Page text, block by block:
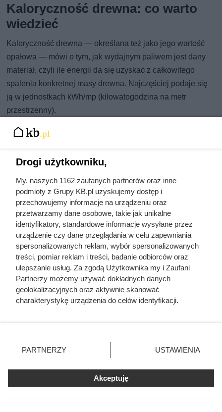
Kaloryczność drewna: co warto
wiedzieć
Kaloryczność drewna — określana też jako jego wartość
opałowa — mówi o tym, jak wydajnym paliwem jest dany
materiał, czyli ile energii da się uzyskać z całkowitego
spalenia konkretnej masy drewna. Najczęściej podaje się
ją w jednostkach kWh/mp (kilowatogodzina na metr
przestrzenny).
Gdy kupujemy drewno z niepewnego źródła i nie mamy
pewności, jaki to dokładnie gatunek, łatwo trafić na opał
Jeśli zamiast deklarowanego grabu lub dębu (jednych z
najbardziej energetycznych) dostaniemy topolę albo
wierzbę, z tej samej ilości drewna uzyskamy wyraźnie
mniej ciepła — nawet o 30–40%. W praktyce oznacza to
częstsze dokładanie do pieca i konieczność kupowania
większej ilości opału w krótszym czasie.
Drogi użytkowniku,
My, naszych 1162 zaufanych partnerów oraz inne
podmioty z Grupy KB.pl uzyskujemy dostęp i
przechowujemy informacje na urządzeniu oraz
przetwarzamy dane osobowe, takie jak unikalne
identyfikatory, standardowe informacje wysyłane przez
urządzenie czy dane przeglądania w celu zapewniania
spersonalizowanych reklam, wybór spersonalizowanych
treści, pomiar reklam i treści, badanie odbiorców oraz
ulepszanie usług. Za zgodą Użytkownika my i Zaufani
Partnerzy możemy używać dokładnych danych
geolokalizacyjnych oraz aktywnie skanować
charakterystykę urządzenia do celów identyfikacji.
zmienić/wycofać klikając przycisk ustawień prywatności
znajdujący się w lewym dolnym rogu strony. Niektóre
użytkownika, ale masz prawo sprzeciwić się takiemu
przetwarzaniu. Preferencje będą miały zastosowania tylko
PARTNERZY USTAWIENIA
Akceptuję